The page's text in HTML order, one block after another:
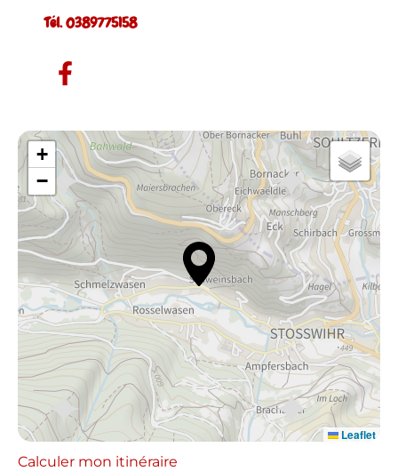
Tél. 0389775158
+
−
Leaflet
Calculer mon itinéraire